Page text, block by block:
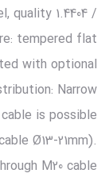
quality 1.4404 /
tempered flat
with optional
Narrow
is possible
Ø13-21mm).
M20 cable